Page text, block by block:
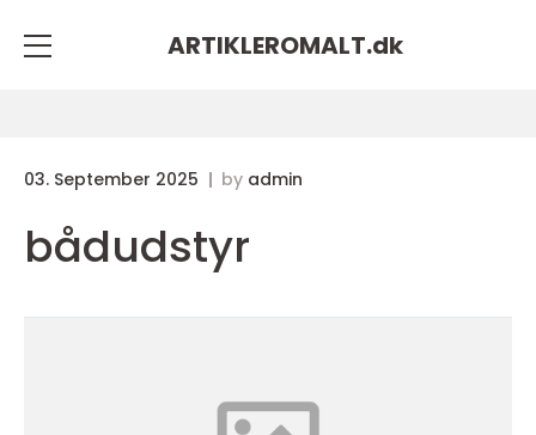
ARTIKLEROMALT.dk
03. September 2025 by admin
bådudstyr